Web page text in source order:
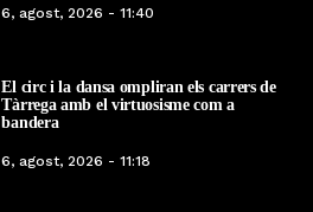
6, agost, 2026 - 11:40
El circ i la dansa ompliran els carrers de
Tàrrega amb el virtuosisme com a
bandera
6, agost, 2026 - 11:18